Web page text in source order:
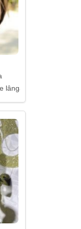
lângă mine